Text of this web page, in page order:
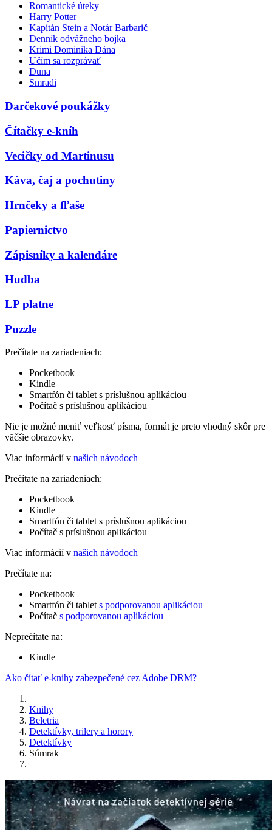
Romantické úteky
Harry Potter
Kapitán Stein a Notár Barbarič
Denník odvážneho bojka
Krimi Dominika Dána
Učím sa rozprávať
Duna
Smradi
Darčekové poukážky
Čítačky e-kníh
Vecičky od Martinusu
Káva, čaj a pochutiny
Hrnčeky a fľaše
Papiernictvo
Zápisníky a kalendáre
Hudba
LP platne
Puzzle
Prečítate na zariadeniach:
Pocketbook
Kindle
Smartfón či tablet s príslušnou aplikáciou
Počítač s príslušnou aplikáciou
Nie je možné meniť veľkosť písma, formát je preto vhodný skôr pre
väčšie obrazovky.
Viac informácií v našich návodoch
Prečítate na zariadeniach:
Pocketbook
Kindle
Smartfón či tablet s príslušnou aplikáciou
Počítač s príslušnou aplikáciou
Viac informácií v našich návodoch
Prečítate na:
Pocketbook
Smartfón či tablet s podporovanou aplikáciou
Počítač s podporovanou aplikáciou
Neprečítate na:
Kindle
Ako čítať e-knihy zabezpečené cez Adobe DRM?
Knihy
Beletria
Detektívky, trilery a horory
Detektívky
Súmrak